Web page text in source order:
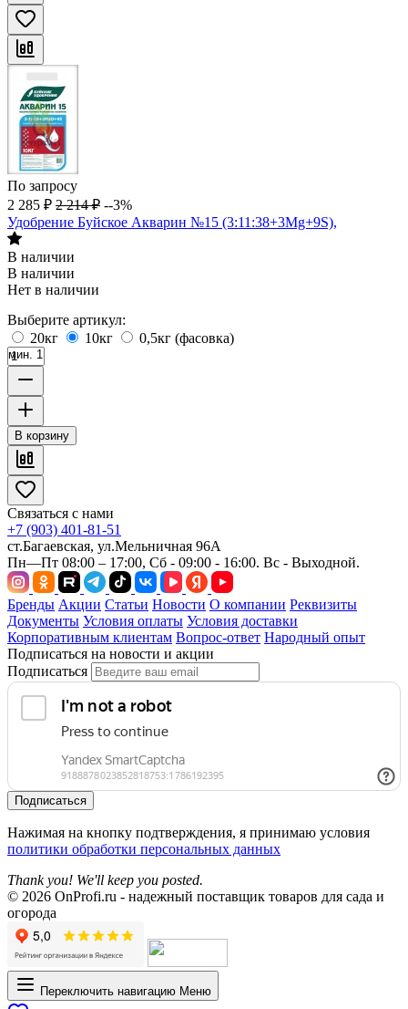
По запросу
2 285 ₽ 2 214 ₽ --3%
Удобрение Буйское Акварин №15 (3:11:38+3Mg+9S),
В наличии
В наличии
Нет в наличии
Выберите артикул:
20кг
10кг 0,5кг (фасовка)
мин. 1
В корзину
Связаться с нами
+7 (903) 401-81-51
ст.Багаевская, ул.Мельничная 96А
Пн—Пт 08:00 – 17:00, Сб - 09:00 - 16:00. Вс - Выходной.
Бренды Акции Статьи Новости О компании Реквизиты
Документы Условия оплаты Условия доставки
Корпоративным клиентам Вопрос-ответ Народный опыт
Подписаться на новости и акции
Подписаться
Подписаться
Нажимая на кнопку подтверждения, я принимаю условия
политики обработки персональных данных
Thank you! We'll keep you posted.
© 2026 OnProfi.ru - надежный поставщик товаров для сада и
огорода
Переключить навигацию Меню